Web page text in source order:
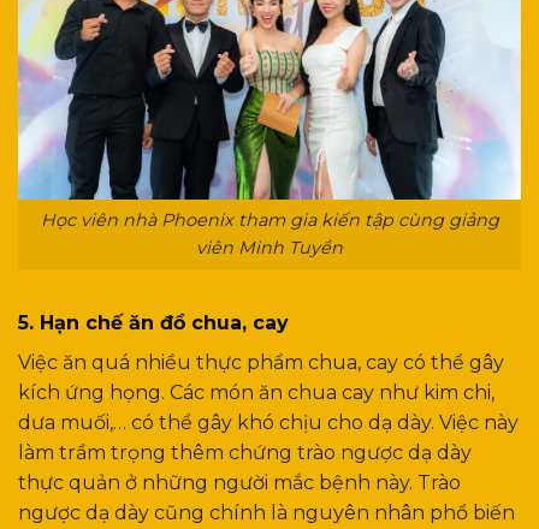
Học viên nhà Phoenix tham gia kiến tập cùng giảng
viên Minh Tuyền
5. Hạn chế ăn đồ chua, cay
Việc ăn quá nhiều thực phẩm chua, cay có thể gây
kích ứng họng. Các món ăn chua cay như kim chi,
dưa muối,… có thể gây khó chịu cho dạ dày. Việc này
làm trầm trọng thêm chứng trào ngược dạ dày
thực quản ở những người mắc bệnh này. Trào
ngược dạ dày cũng chính là nguyên nhân phổ biến